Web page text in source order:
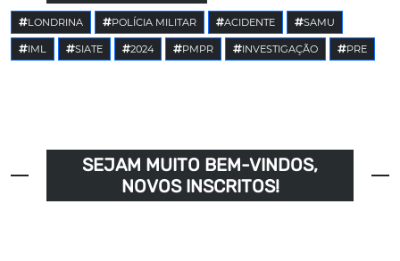
LONDRINA POLÍCIA MILITAR ACIDENTE SAMU
IML SIATE 2024 PMPR INVESTIGAÇÃO PRE
SEJAM MUITO BEM-VINDOS,
NOVOS INSCRITOS!